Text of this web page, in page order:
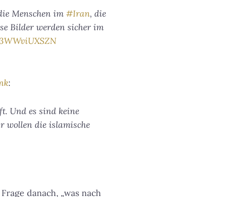
Menschen im #Iran, die
Bilder werden sicher im
:
Und es sind keine
wollen die islamische
danach, „was nach